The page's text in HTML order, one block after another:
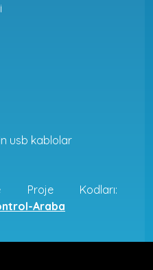
usb kablolar
Proje Kodları:
Araba